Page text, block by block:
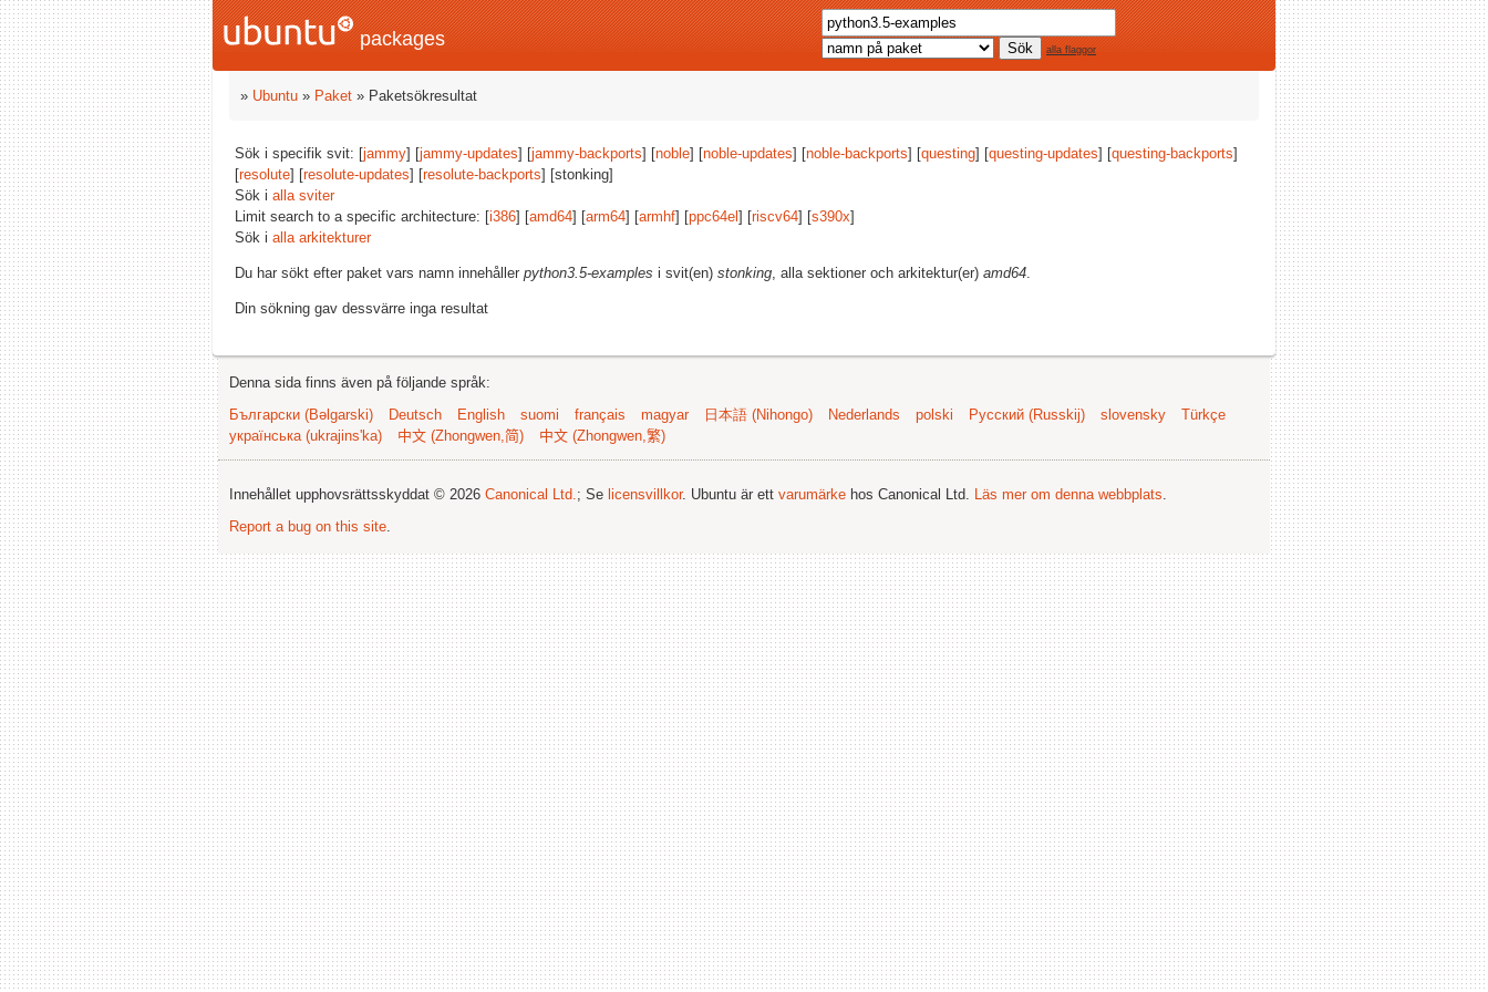
packages alla flaggor
» Ubuntu » Paket » Paketsökresultat
Sök i specifik svit: [jammy] [jammy-updates] [jammy-backports] [noble] [noble-updates] [noble-backports] [questing] [questing-updates] [questing-backports]
[resolute] [resolute-updates] [resolute-backports] [stonking]
Sök i alla sviter
Limit search to a specific architecture: [i386] [amd64] [arm64] [armhf] [ppc64el ] [riscv64] [s390x]
Sök i alla arkitekturer
Du har sökt efter paket vars namn innehåller python3.5-examples i svit(en) stonking, alla sektioner och arkitektur(er) amd64.
Din sökning gav dessvärre inga resultat
Denna sida finns även på följande språk:
Български (Bəlgarski)
Deutsch English suomi français magyar 日本語 (Nihongo) Nederlands polski Русский (Russkij) slovensky
Türkçe
українська (ukrajins'ka)
中文 (Zhongwen,简) 中文 (Zhongwen,繁)
Innehållet upphovsrättsskyddat © 2026 Canonical Ltd.; Se licensvillkor. Ubuntu är ett varumärke hos Canonical Ltd. Läs mer om denna webbplats.
Report a bug on this site.